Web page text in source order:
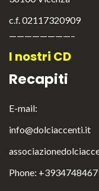
c.f. 02117320909
————————–
I nostri CD
Recapiti
E-mail:
info@dolciaccenti.it
Phone:
English